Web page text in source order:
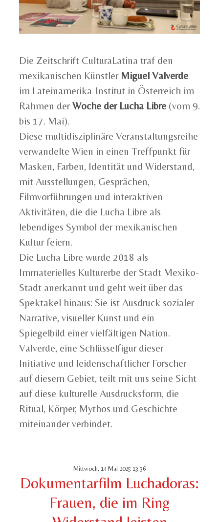
Die Zeitschrift CulturaLatina traf den
mexikanischen Künstler Miguel Valverde
im Lateinamerika-Institut in Österreich im
Rahmen derWoche der Lucha Libre (vom 9.
bis 17. Mai).
Diese multidisziplinäre Veranstaltungsreihe
verwandelte Wien in einen Treffpunkt für
Masken, Farben, Identität und Widerstand,
mit Ausstellungen, Gesprächen,
Filmvorführungen und interaktiven
Aktivitäten, die die Lucha Libre als
lebendiges Symbol der mexikanischen
Kultur feiern.
Die Lucha Libre wurde 2018 als
Immaterielles Kulturerbe der Stadt Mexiko-
Stadt anerkannt und geht weit über das
Spektakel hinaus: Sie ist Ausdruck sozialer
Narrative, visueller Kunst und ein
Spiegelbild einer vielfältigen Nation.
Valverde, eine Schlüsselfigur dieser
Initiative und leidenschaftlicher Forscher
auf diesem Gebiet, teilt mit uns seine Sicht
auf diese kulturelle Ausdrucksform, die
Ritual, Körper, Mythos und Geschichte
miteinander verbindet.
Mittwoch, 14 Mai 2025 13:36
Dokumentarfilm Luchadoras:
Frauen, die im Ring